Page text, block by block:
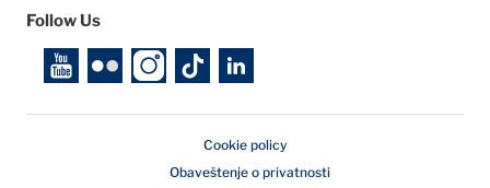
Follow Us
Cookie policy
Obaveštenje o privatnosti